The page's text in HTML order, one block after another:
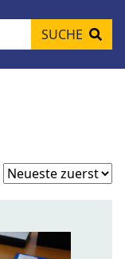
SUCHE